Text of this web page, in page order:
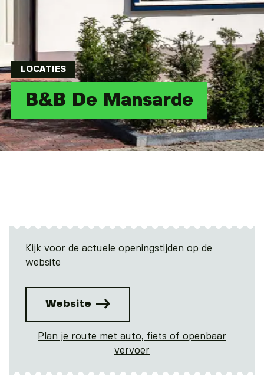
LOCATIES
B&B De Mansarde
Kijk voor de actuele openingstijden op de
website
Website
Plan je route met auto, fiets of openbaar
vervoer